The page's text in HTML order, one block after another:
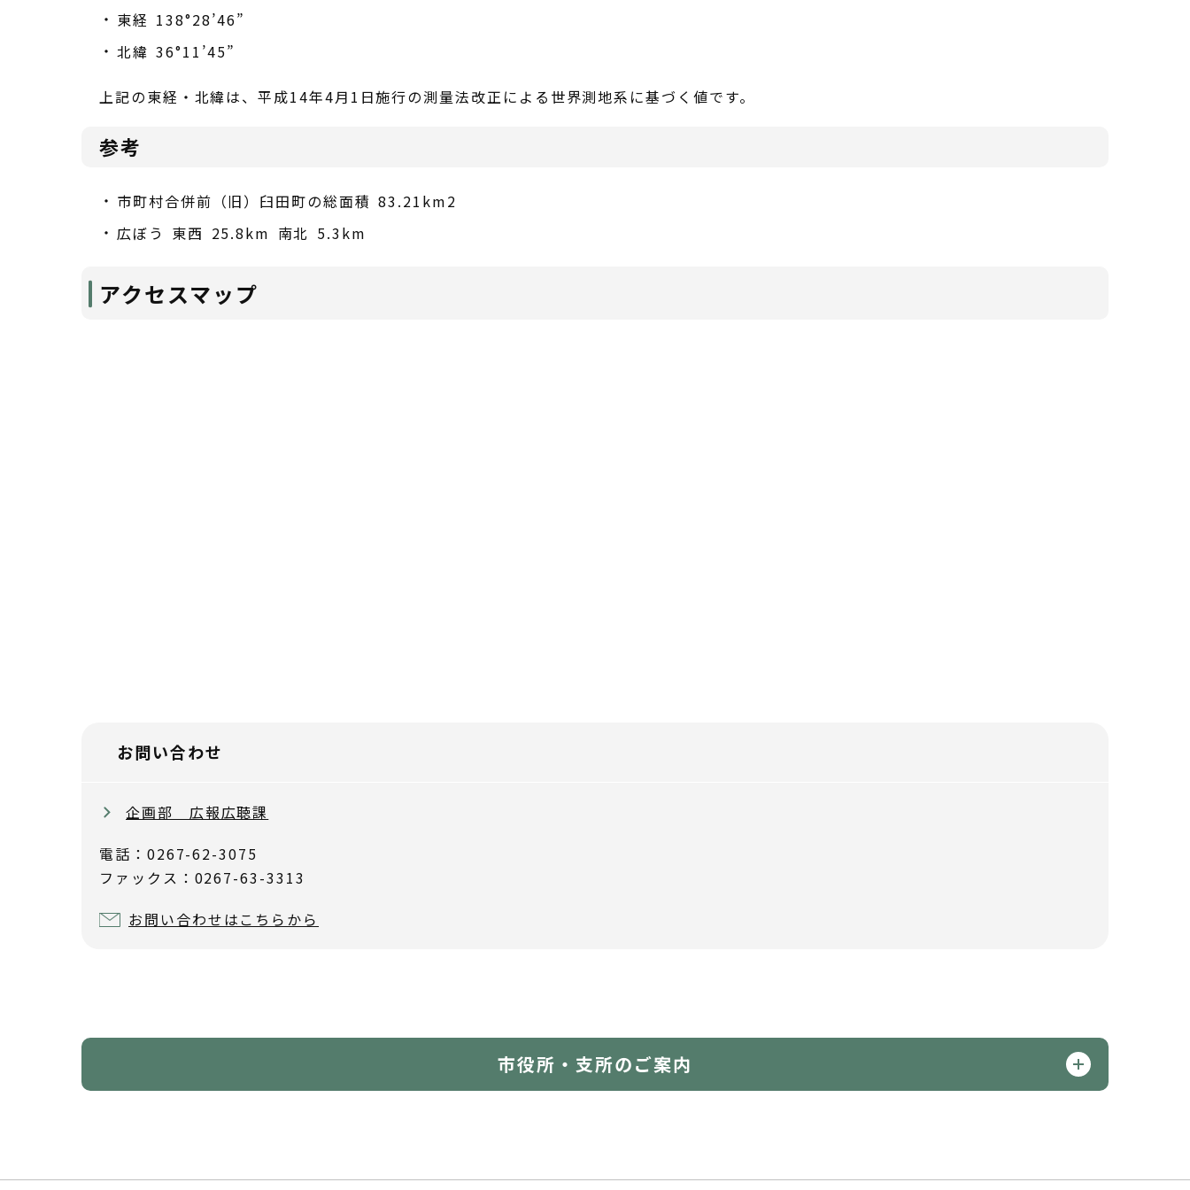
東経 138°28’46”
北緯 36°11’45”
上記の東経・北緯は、平成14年4月1日施行の測量法改正による世界測地系に基づく値です。
参考
市町村合併前（旧）臼田町の総面積 83.21km2
広ぼう 東西 25.8km 南北 5.3km
アクセスマップ
お問い合わせ
企画部 広報広聴課
電話：0267-62-3075
ファックス：0267-63-3313
お問い合わせはこちらから
市役所・支所のご案内